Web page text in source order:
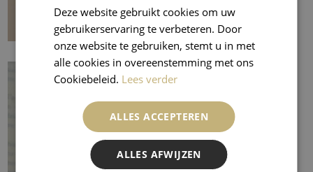
Deze website gebruikt cookies om uw
gebruikerservaring te verbeteren. Door
onze website te gebruiken, stemt u in met
alle cookies in overeenstemming met ons
Cookiebeleid. Lees verder
ALLES ACCEPTEREN
ALLES AFWIJZEN